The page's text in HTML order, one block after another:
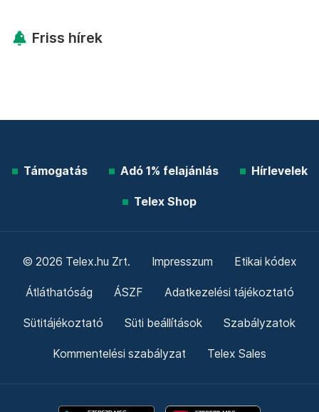
Friss hírek
Támogatás Adó 1% felajánlás Hírlevelek
Telex Shop
© 2026 Telex.hu Zrt. Impresszum Etikai kódex
Átláthatóság ÁSZF Adatkezelési tájékoztató
Sütitájékoztató Süti beállítások Szabályzatok
Kommentelési szabályzat Telex Sales